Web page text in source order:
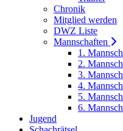
Chronik
Mitglied werden
DWZ Liste
Mannschaften
1.
2.
3.
4.
5.
6.
Jugend